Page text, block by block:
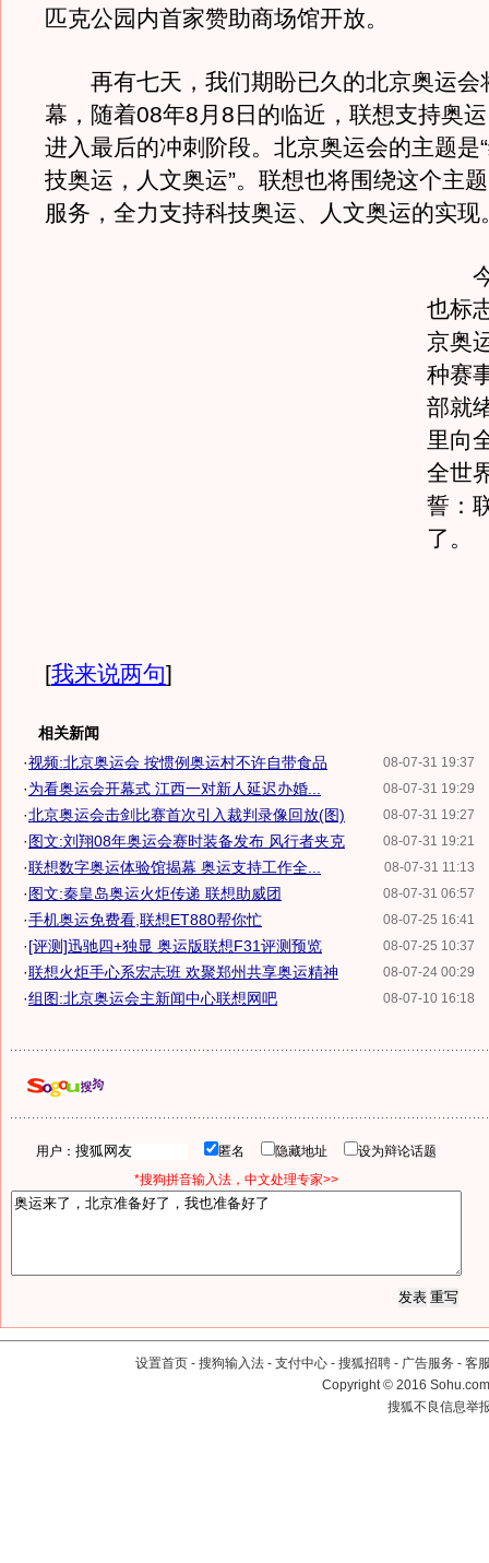
匹克公园内首家赞助商场馆开放。
再有七天，我们期盼已久的北京奥运会
幕，随着08年8月8日的临近，联想支持奥
进入最后的冲刺阶段。北京奥运会的主题是
技奥运，人文奥运”。联想也将围绕这个主
服务，全力支持科技奥运、人文奥运的实现
今
也标
京奥
种赛
部就
里向
全世
誓：
了。
[我来说两句]
相关新闻
08-07-31 19:37
·视频:北京奥运会 按惯例奥运村不许自带食品
08-07-31 19:29
·为看奥运会开幕式 江西一对新人延迟办婚...
08-07-31 19:27
·北京奥运会击剑比赛首次引入裁判录像回放(图)
08-07-31 19:21
·图文:刘翔08年奥运会赛时装备发布 风行者夹克
08-07-31 11:13
·联想数字奥运体验馆揭幕 奥运支持工作全...
08-07-31 06:57
·图文:秦皇岛奥运火炬传递 联想助威团
08-07-25 16:41
·手机奥运免费看,联想ET880帮你忙
08-07-25 10:37
·[评测]迅驰四+独显 奥运版联想F31评测预览
08-07-24 00:29
·联想火炬手心系宏志班 欢聚郑州共享奥运精神
08-07-10 16:18
·组图:北京奥运会主新闻中心联想网吧
用户： 匿名 隐藏地址
设为辩论话题
*搜狗拼音输入法，中文处理专家>>
设置首页 - 搜狗输入法 - 支付中心 - 搜狐招聘 - 广告服务 - 客
Copyright©2016
搜狐不良信息举